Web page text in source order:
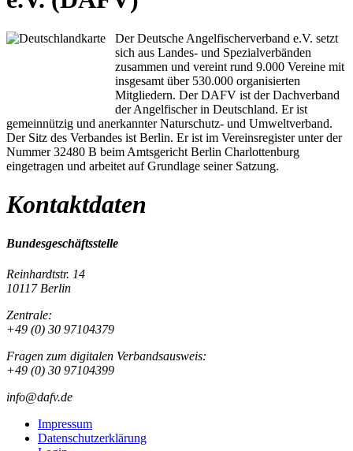
Der Deutsche Angelfischerverband e.V. setzt
sich aus Landes- und Spezialverbänden
zusammen und vereint rund 9.000 Vereine mit
insgesamt über 530.000 organisierten
Mitgliedern. Der DAFV ist der Dachverband
der Angelfischer in Deutschland. Er ist
gemeinnützig und anerkannter Naturschutz- und Umweltverband.
Der Sitz des Verbandes ist Berlin. Er ist im Vereinsregister unter der
Nummer 32480 B beim Amtsgericht Berlin Charlottenburg
eingetragen und arbeitet auf Grundlage seiner Satzung.
Kontaktdaten
Bundesgeschäftsstelle
Reinhardtstr. 14
10117 Berlin
Zentrale:
+49 (0) 30 97104379
Fragen zum digitalen Verbandsausweis:
+49 (0) 30 97104399
info@dafv.de
Impressum
Datenschutzerklärung